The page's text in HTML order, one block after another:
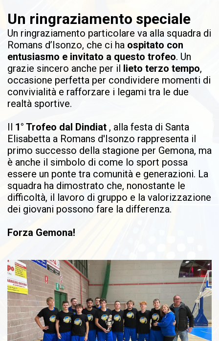
Un ringraziamento speciale
Un ringraziamento particolare va alla squadra di
Romans d’Isonzo, che ci ha ospitato con
entusiasmo e invitato a questo trofeo. Un
grazie sincero anche per il lieto terzo tempo,
occasione perfetta per condividere momenti di
convivialità e rafforzare i legami tra le due
realtà sportive.
Il 1° Trofeo dal Dindiat , alla festa di Santa
Elisabetta a Romans d'Isonzo rappresenta il
primo successo della stagione per Gemona, ma
è anche il simbolo di come lo sport possa
essere un ponte tra comunità e generazioni. La
squadra ha dimostrato che, nonostante le
difficoltà, il lavoro di gruppo e la valorizzazione
dei giovani possono fare la differenza.
Forza Gemona!